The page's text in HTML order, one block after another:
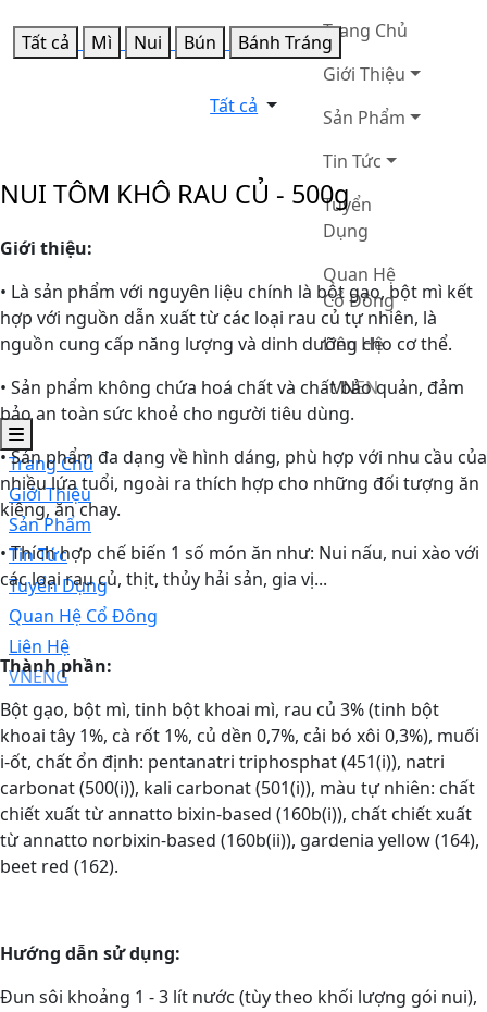
Trang Chủ
Giới Thiệu
Sản Phẩm
Tin Tức
Tuyển
Dụng
Quan Hệ
Cổ Đông
Liên Hệ
VNEN
Trang Chủ
Giới Thiệu
Sản Phẩm
Tin Tức
Tuyển Dụng
Quan Hệ Cổ Đông
Liên Hệ
VNENG
Tất cả Mì Nui Bún Bánh Tráng
Tất cả
NUI TÔM KHÔ RAU CỦ - 500g
Giới thiệu:
• Là sản phẩm với nguyên liệu chính là bột gạo, bột mì kết
hợp với nguồn dẫn xuất từ các loại rau củ tự nhiên, là
nguồn cung cấp năng lượng và dinh dưỡng cho cơ thể.
• Sản phẩm không chứa hoá chất và chất bảo quản, đảm
bảo an toàn sức khoẻ cho người tiêu dùng.
• Sản phẩm đa dạng về hình dáng, phù hợp với nhu cầu của
nhiều lứa tuổi, ngoài ra thích hợp cho những đối tượng ăn
kiêng, ăn chay.
• Thích hợp chế biến 1 số món ăn như: Nui nấu, nui xào với
các loại rau củ, thịt, thủy hải sản, gia vị...
Thành phần:
Bột gạo, bột mì, tinh bột khoai mì, rau củ 3% (tinh bột
khoai tây 1%, cà rốt 1%, củ dền 0,7%, cải bó xôi 0,3%), muối
i-ốt, chất ổn định: pentanatri triphosphat (451(i)), natri
carbonat (500(i)), kali carbonat (501(i)), màu tự nhiên: chất
chiết xuất từ annatto bixin-based (160b(i)), chất chiết xuất
từ annatto norbixin-based (160b(ii)), gardenia yellow (164),
beet red (162).
Hướng dẫn sử dụng:
Đun sôi khoảng 1 - 3 lít nước (tùy theo khối lượng gói nui),